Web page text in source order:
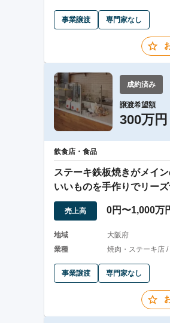
事業譲渡 専門家なし
成約済み
譲渡希望額
300万円
飲食店・食品
ステーキ鉄板焼きがメイン
いいものを手作りでリー
をコンセプトです
売上高 0円〜1,000万
地域
大阪府
業種
焼肉・ステーキ店 /
事業譲渡 専門家なし